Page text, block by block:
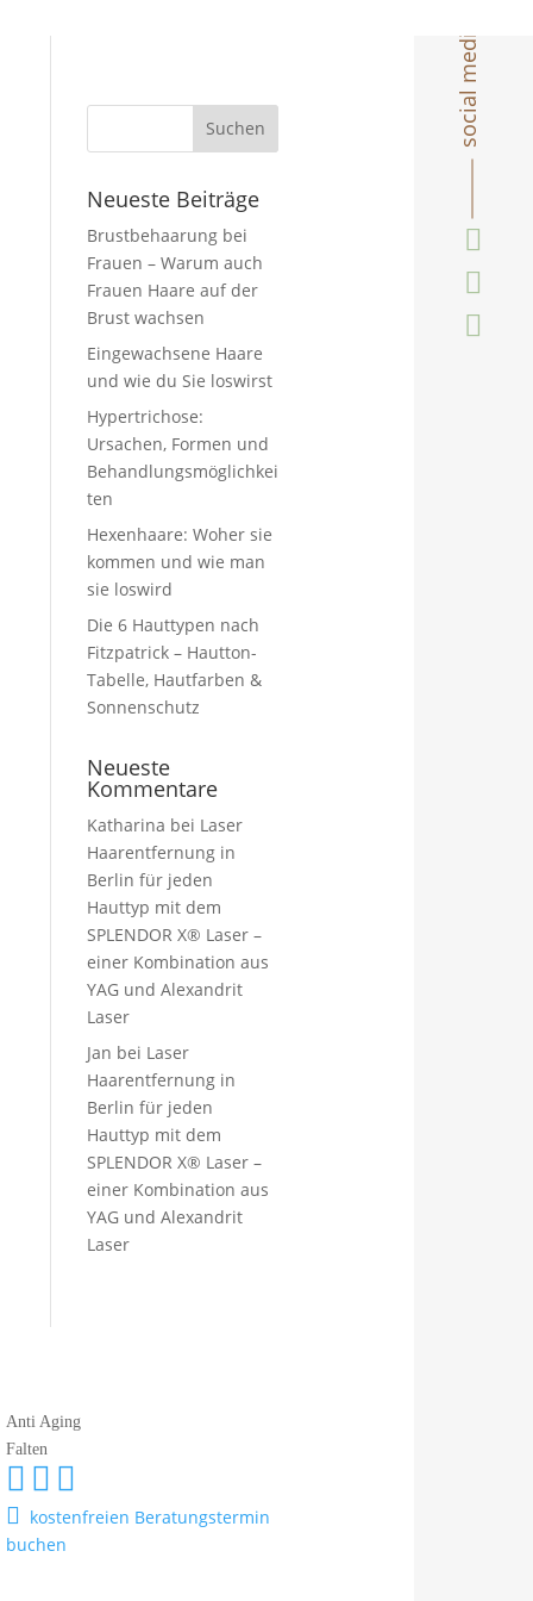
Neueste Beiträge
Brustbehaarung bei
Frauen – Warum auch
Frauen Haare auf der
Brust wachsen
Eingewachsene Haare
und wie du Sie loswirst
Hypertrichose:
Ursachen, Formen und
Behandlungsmöglichkei
ten
Hexenhaare: Woher sie
kommen und wie man
sie loswird
Die 6 Hauttypen nach
Fitzpatrick – Hautton-
Tabelle, Hautfarben &
Sonnenschutz
Neueste
Kommentare
Katharina bei Laser
Haarentfernung in
Berlin für jeden
Hauttyp mit dem
SPLENDOR X® Laser –
einer Kombination aus
YAG und Alexandrit
Laser
Jan bei Laser
Haarentfernung in
Berlin für jeden
Hauttyp mit dem
SPLENDOR X® Laser –
einer Kombination aus
YAG und Alexandrit
Laser
Anti Aging
Falten
  
 kostenfreien Beratungstermin
buchen



social media